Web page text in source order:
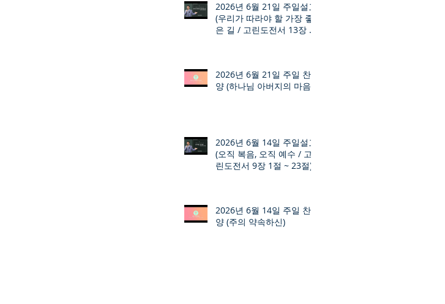
2026년 6월 21일 주일설교
(우리가 따라야 할 가장 좋
은 길 / 고린도전서 13장 1
2026년 6월 21일 주일 찬
양 (하나님 아버지의 마음)
2026년 6월 14일 주일설교
(오직 복음, 오직 예수 / 고
린도전서 9장 1절 ~ 23절)
2026년 6월 14일 주일 찬
양 (주의 약속하신)